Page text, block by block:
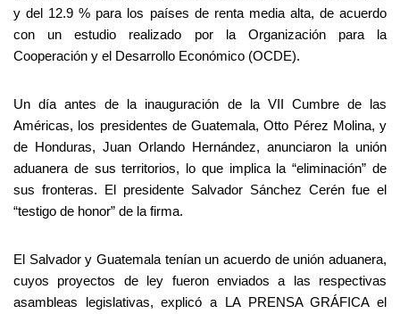
y del 12.9 % para los países de renta media alta, de acuerdo
con un estudio realizado por la Organización para la
Cooperación y el Desarrollo Económico (OCDE).
Un día antes de la inauguración de la VII Cumbre de las
Américas, los presidentes de Guatemala, Otto Pérez Molina, y
de Honduras, Juan Orlando Hernández, anunciaron la unión
aduanera de sus territorios, lo que implica la “eliminación” de
sus fronteras. El presidente Salvador Sánchez Cerén fue el
“testigo de honor” de la firma.
El Salvador y Guatemala tenían un acuerdo de unión aduanera,
cuyos proyectos de ley fueron enviados a las respectivas
asambleas legislativas, explicó a LA PRENSA GRÁFICA el